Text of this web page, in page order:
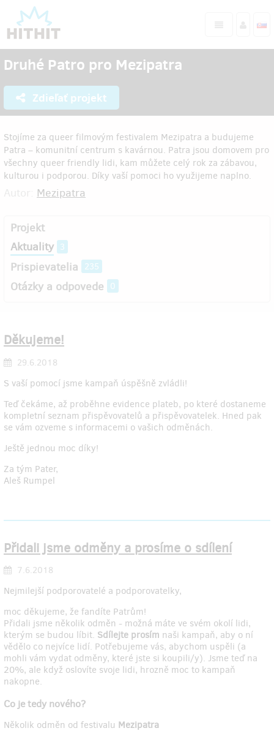
Druhé Patro pro Mezipatra
Zdieľať projekt
Stojíme za queer filmovým festivalem Mezipatra a budujeme
Patra – komunitní centrum s kavárnou. Patra jsou domovem pro
všechny queer friendly lidi, kam můžete celý rok za zábavou,
kulturou i podporou. Díky vaší pomoci ho využijeme naplno.
Mezipatra
Projekt
Aktuality 3
Prispievatelia 235
Otázky a odpovede 0
Děkujeme!
29.6.2018
S vaší pomocí jsme kampaň úspěšně zvládli!
Teď čekáme, až proběhne evidence plateb, po které dostaneme
kompletní seznam přispěvovatelů a přispěvovatelek. Hned pak
se vám ozveme s informacemi o vašich odměnách.
Ještě jednou moc díky!
Za tým Pater,
Aleš Rumpel
Přidali jsme odměny a prosíme o sdílení
7.6.2018
Nejmilejší podporovatelé a podporovatelky,
moc děkujeme, že fandíte Patrům!
Přidali jsme několik odměn - možná máte ve svém okolí lidi,
kterým se budou líbit. Sdílejte prosím naši kampaň, aby o ní
vědělo co nejvíce lidí. Potřebujeme vás, abychom uspěli (a
mohli vám vydat odměny, které jste si koupili/y). Jsme teď na
20%, ale když oslovíte svoje lidi, hrozně moc to kampaň
nakopne.
Co je tedy nového?
Několik odměn od festivalu Mezipatra